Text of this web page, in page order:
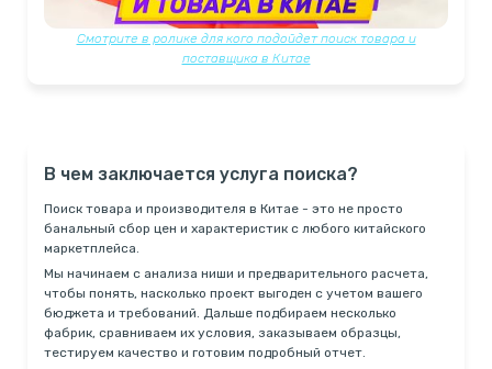
Смотрите в ролике для кого подойдет поиск товара и
поставщика в Китае
В чем заключается услуга поиска?
Поиск товара и производителя в Китае - это не просто
банальный сбор цен и характеристик с любого китайского
маркетплейса.
Мы начинаем с анализа ниши и предварительного расчета,
чтобы понять, насколько проект выгоден с учетом вашего
бюджета и требований. Дальше подбираем несколько
фабрик, сравниваем их условия, заказываем образцы,
тестируем качество и готовим подробный отчет.